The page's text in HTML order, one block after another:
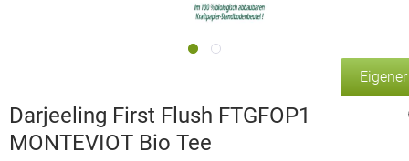
Darjeeling First Flush FTGFOP1
MONTEVIOT Bio Tee